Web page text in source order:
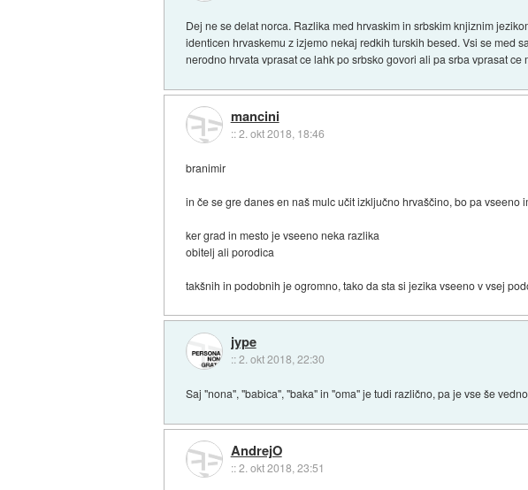
Dej ne se delat norca. Razlika med hrvaskim in srbskim knjiznim
identicen hrvaskemu z izjemo nekaj redkih turskih besed. Vsi se med
nerodno hrvata vprasat ce lahk po srbsko govori ali pa srba vprasat ce
mancini
::2. okt 2018, 18:46
branimir
in če se gre danes en naš mulc učit izključno hrvaščino, bo pa vseeno
ker grad in mesto je vseeno neka razlika
obitelj ali porodica
takšnih in podobnih je ogromno, tako da sta si jezika vseeno v vsej
jype
::2. okt 2018, 22:30
Saj "nona", "babica", "baka" in "oma" je tudi različno, pa je vse še
AndrejO
::2. okt 2018, 23:51